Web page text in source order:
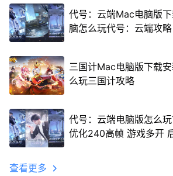
代号：云端Mac电脑版
脑怎么玩代号：云端攻略
三国计Mac电脑版下载
么玩三国计攻略
代号：云端电脑版怎么
优化240高帧 游戏多开
查看更多